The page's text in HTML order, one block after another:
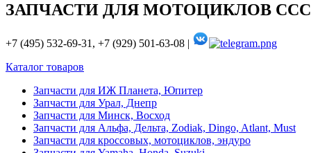
ЗАПЧАСТИ ДЛЯ МОТОЦИКЛОВ
+7 (495) 532-69-31, +7 (929) 501-63-08 |
Каталог товаров
Запчасти для ИЖ Планета, Юпитер
Запчасти для Урал, Днепр
Запчасти для Минск, Восход
Запчасти для Альфа, Дельта, Zodiak, Dingo, Atlant, Must
Запчасти для кроссовых, мотоциклов, эндуро